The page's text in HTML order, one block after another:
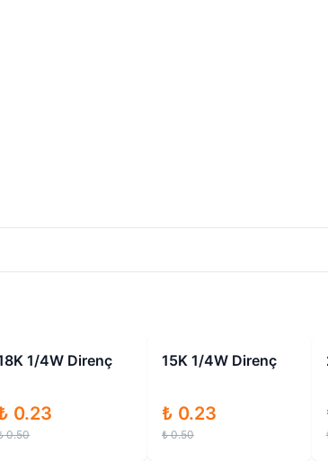
İndirimli
1/4W Direnç
0.23
0.50
İndirimli
270K 1/4W Direnç
₺ 0.23
₺ 0.50